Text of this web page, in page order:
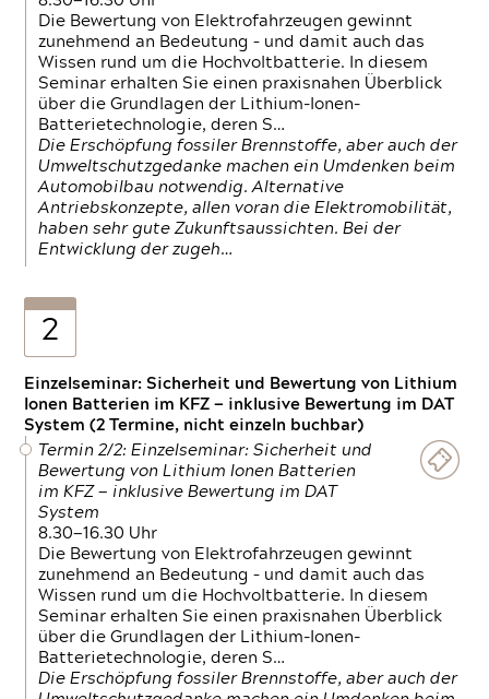
Die Bewertung von Elektrofahrzeugen gewinnt
zunehmend an Bedeutung – und damit auch das
Wissen rund um die Hochvoltbatterie. In diesem
Seminar erhalten Sie einen praxisnahen Überblick
über die Grundlagen der Lithium-Ionen-
Batterietechnologie, deren S…
Die Erschöpfung fossiler Brennstoffe, aber auch der
Umweltschutzgedanke machen ein Umdenken beim
Automobilbau notwendig. Alternative
Antriebskonzepte, allen voran die Elektromobilität,
haben sehr gute Zukunftsaussichten. Bei der
Entwicklung der zugeh…
2
Einzelseminar: Sicherheit und Bewertung von Lithium
Ionen Batterien im KFZ — inklusive Bewertung im DAT
System (2 Termine, nicht einzeln buchbar)
Termin 2/2: Einzelseminar: Sicherheit und
Bewertung von Lithium Ionen Batterien
im KFZ — inklusive Bewertung im DAT
System
8.30—16.30 Uhr
Die Bewertung von Elektrofahrzeugen gewinnt
zunehmend an Bedeutung – und damit auch das
Wissen rund um die Hochvoltbatterie. In diesem
Seminar erhalten Sie einen praxisnahen Überblick
über die Grundlagen der Lithium-Ionen-
Batterietechnologie, deren S…
Die Erschöpfung fossiler Brennstoffe, aber auch der